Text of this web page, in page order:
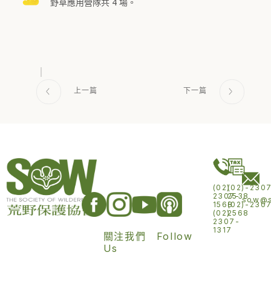
關注我們 Follow
Us
(02)
2307-
1568
(02)
2307-
1317
(02)-
2538
(02)-
2568